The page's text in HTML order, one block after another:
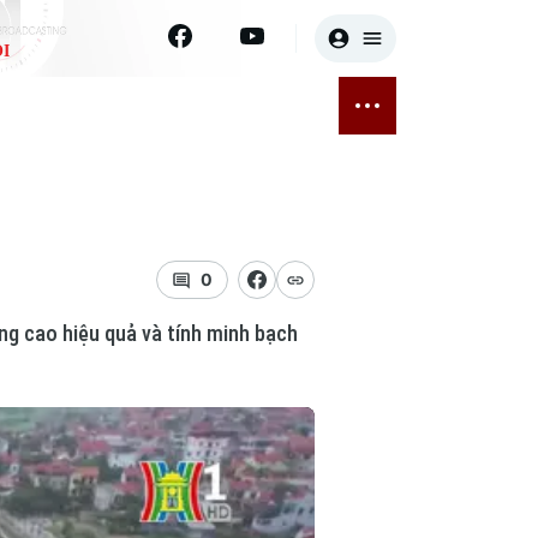
Điện ảnh
Thời trang
0
cao hiệu quả và tính minh bạch